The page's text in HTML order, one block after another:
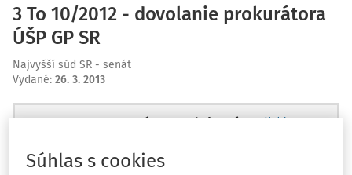
3 To 10/2012 - dovolanie prokurátora
ÚŠP GP SR
Najvyšší súd SR - senát
Vydané: 26. 3. 2013
Máte predplatné? Prihláste sa
Súhlas s cookies